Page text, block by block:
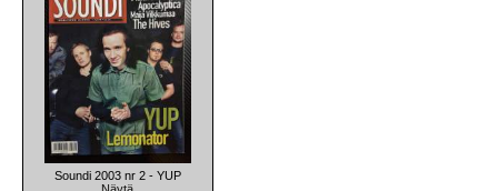
Soundi 2003 nr 2 - YUP